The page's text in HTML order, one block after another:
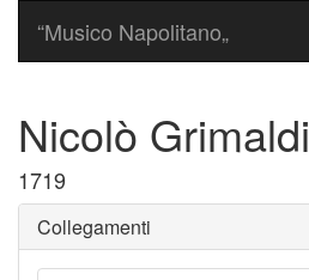
“Musico Napolitano„
Nicolò Grimaldi
1719
Collegamenti